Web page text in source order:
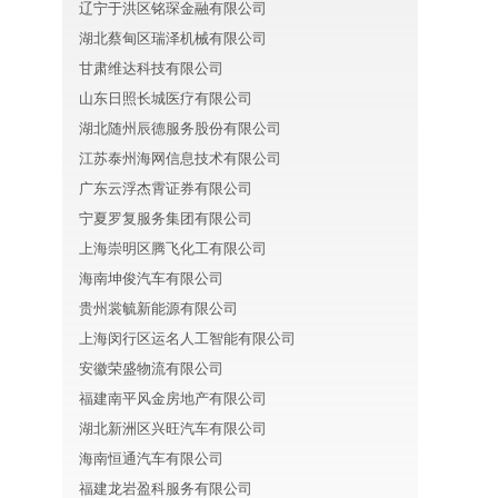
辽宁于洪区铭琛金融有限公司
湖北蔡甸区瑞泽机械有限公司
甘肃维达科技有限公司
山东日照长城医疗有限公司
湖北随州辰德服务股份有限公司
江苏泰州海网信息技术有限公司
广东云浮杰霄证券有限公司
宁夏罗复服务集团有限公司
上海崇明区腾飞化工有限公司
海南坤俊汽车有限公司
贵州裳毓新能源有限公司
上海闵行区运名人工智能有限公司
安徽荣盛物流有限公司
福建南平风金房地产有限公司
湖北新洲区兴旺汽车有限公司
海南恒通汽车有限公司
福建龙岩盈科服务有限公司